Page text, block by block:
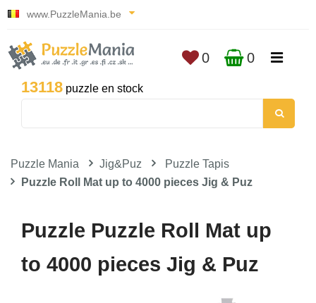
www.PuzzleMania.be
13118 puzzle en stock
0 0
Puzzle Mania Jig&Puz
Puzzle Tapis
Puzzle Roll Mat up to 4000 pieces Jig & Puz
Puzzle Puzzle Roll Mat up
to 4000 pieces Jig & Puz